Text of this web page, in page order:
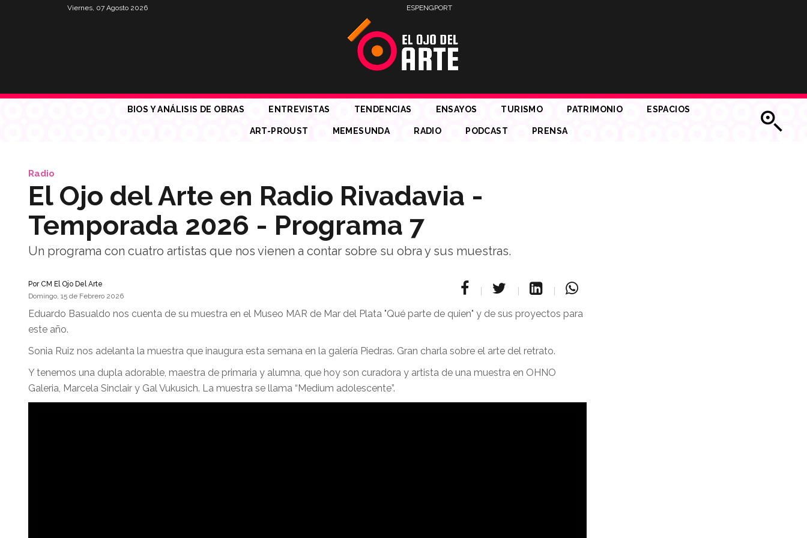
Viernes, 07 Agosto 2026 ESPENGPORT
BIOS Y ANÁLISIS DE OBRAS ENTREVISTAS TENDENCIAS ENSAYOS TURISMO PATRIMONIO ESPACIOS
ART-PROUST MEMESUNDA RADIO PODCAST PRENSA
Radio
El Ojo del Arte en Radio Rivadavia -
Temporada 2026 - Programa 7
Un programa con cuatro artistas que nos vienen a contar sobre su obra y sus muestras.
PorCM El Ojo Del Arte
Domingo, 15 de Febrero 2026
Eduardo Basualdo nos cuenta de su muestra en el Museo MAR de Mar del Plata "Qué parte de quien" y de sus proyectos para
este año.
Sonia Ruiz nos adelanta la muestra que inaugura esta semana en la galería Piedras. Gran charla sobre el arte del retrato.
Y tenemos una dupla adorable, maestra de primaria y alumna, que hoy son curadora y artista de una muestra en OHNO
Galeria, Marcela Sinclair y Gal Vukusich. La muestra se llama “Medium adolescente”.